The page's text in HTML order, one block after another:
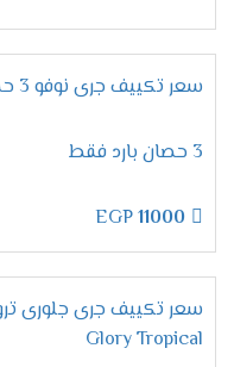
امكانية توجيه
توفير الهواء
يحصل على أجهزتنا
وأسفل الغرفه
المكان بالكامل
استخدام
اختيار الفريون
سعر تكييف جرى نوفو 3 حصان بارد فقط - Novo
3 حصان بارد فقط
11000
Glory Tropical